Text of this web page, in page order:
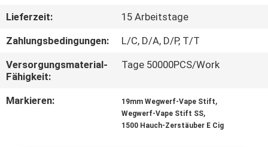
QUALITÄTSKONTROLLE
SIE
EIN
Lieferzeit:
15 Arbeitstage
Zahlungsbedingungen:
L/C, D/A, D/P, T/T
Versorgungsmaterial-
Fähigkeit:
Tage 50000PCS/Work
Markieren: 19mm Wegwerf-Vape Stift,
Wegwerf-Vape Stift SS,
1500 Hauch-Zerstäuber E Cig